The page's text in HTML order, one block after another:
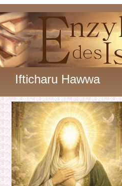
Ifticharu Hawwa